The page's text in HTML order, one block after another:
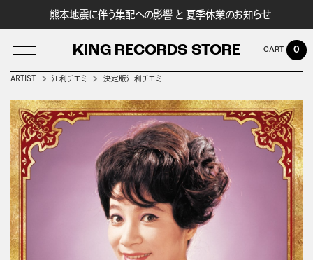
熊本地震に伴う集配への影響 と 夏季休業のお知らせ
KING RECORDS STORE
LOG IN
0
ARTIST 江利チエミ 決定版江利チエミ